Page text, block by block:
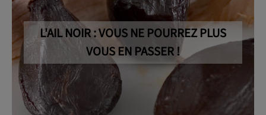
L'AIL NOIR : VOUS NE POURREZ PLUS
VOUS EN PASSER !